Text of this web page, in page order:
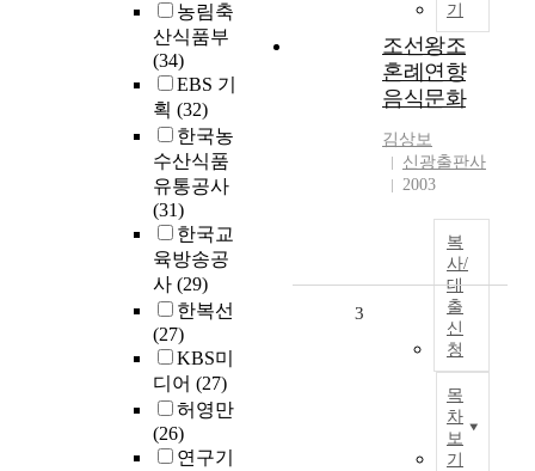
농림축
산식품부
(34)
EBS 기
획 (32)
한국농
수산식품
유통공사
(31)
한국교
육방송공
사 (29)
한복선
(27)
KBS미
디어 (27)
허영만
(26)
연구기
기
조선왕조
혼례연향
음식문화
김상보
신광출판사
2003
복
사/
대
출
신
청
목
차
보
기
3